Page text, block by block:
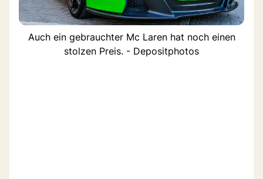
Auch ein gebrauchter Mc Laren hat noch einen
stolzen Preis. - Depositphotos